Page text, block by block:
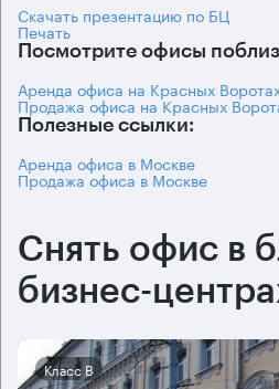
Скачать презентацию по БЦ
Печать
Посмотрите офисы
Аренда офиса на Красных
Продажа офиса на Красных
Полезные ссылки:
Аренда офиса в Москве
Продажа офиса в Москве
Снять офис в
бизнес-
Класс B